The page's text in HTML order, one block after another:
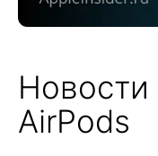
Новости
AirPods